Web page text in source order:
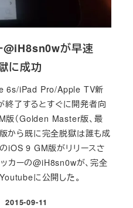
@iH8sn0wが早速
に成功
6s/iPad Pro/Apple TV新
終了するとすぐに開発者向
版（Golden Master版、最
から既に完全脱獄は誰も成
iOS 9 GM版がリリースさ
カーの@iH8sn0wが、完全
に公開した。
2015-09-11